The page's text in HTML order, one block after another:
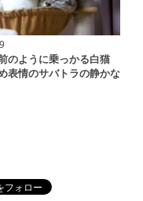
のように乗っかる白猫
表情のサバトラの静かな